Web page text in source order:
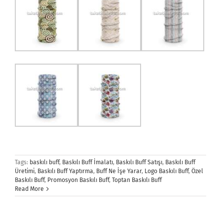
Tags: baskılı buff, Baskılı Buff İmalatı, Baskılı Buff Satışı, Baskılı Buff
Üretimi, Baskılı Buff Yaptırma, Buff Ne İşe Yarar, Logo Baskılı Buff, Özel
Baskılı Buff, Promosyon Baskılı Buff, Toptan Baskılı Buff
Read More